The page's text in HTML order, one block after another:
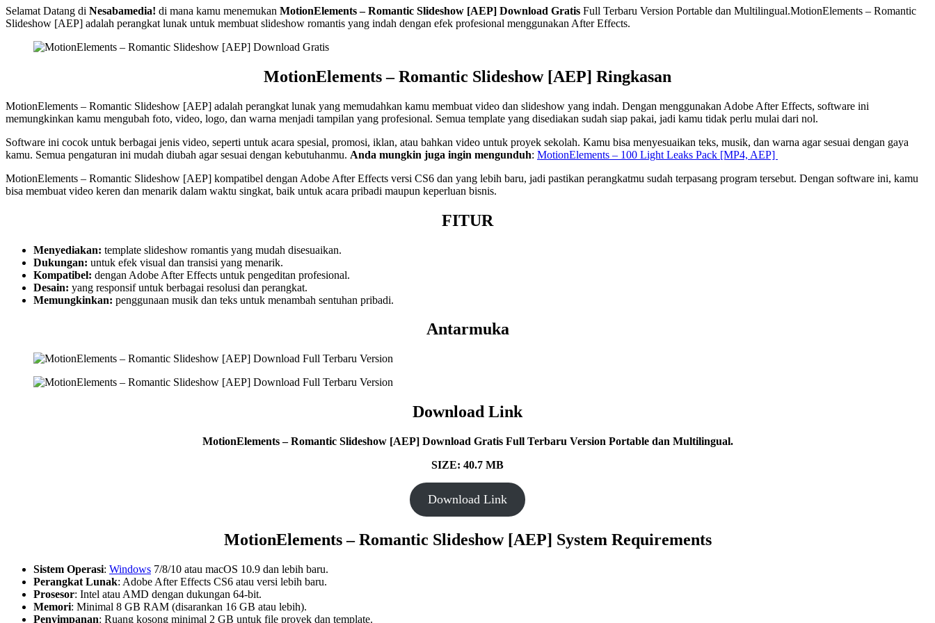
Selamat Datang di Nesabamedia! di mana kamu menemukan MotionElements – Romantic Slideshow [AEP] Download Gratis Full Terbaru Version Portable dan Multilingual.MotionElements – Romantic
Slideshow [AEP] adalah perangkat lunak untuk membuat slideshow romantis yang indah dengan efek profesional menggunakan After Effects.
MotionElements – Romantic Slideshow [AEP] Ringkasan
MotionElements – Romantic Slideshow [AEP] adalah perangkat lunak yang memudahkan kamu membuat video dan slideshow yang indah. Dengan menggunakan Adobe After Effects, software ini
memungkinkan kamu mengubah foto, video, logo, dan warna menjadi tampilan yang profesional. Semua template yang disediakan sudah siap pakai, jadi kamu tidak perlu mulai dari nol.
Software ini cocok untuk berbagai jenis video, seperti untuk acara spesial, promosi, iklan, atau bahkan video untuk proyek sekolah. Kamu bisa menyesuaikan teks, musik, dan warna agar sesuai dengan gaya
kamu. Semua pengaturan ini mudah diubah agar sesuai dengan kebutuhanmu. Anda mungkin juga ingin mengunduh: MotionElements – 100 Light Leaks Pack [MP4, AEP]
MotionElements – Romantic Slideshow [AEP] kompatibel dengan Adobe After Effects versi CS6 dan yang lebih baru, jadi pastikan perangkatmu sudah terpasang program tersebut. Dengan software ini, kamu
bisa membuat video keren dan menarik dalam waktu singkat, baik untuk acara pribadi maupun keperluan bisnis.
FITUR
Menyediakan: template slideshow romantis yang mudah disesuaikan.
Dukungan: untuk efek visual dan transisi yang menarik.
Kompatibel: dengan Adobe After Effects untuk pengeditan profesional.
Desain: yang responsif untuk berbagai resolusi dan perangkat.
Memungkinkan: penggunaan musik dan teks untuk menambah sentuhan pribadi.
Antarmuka
Download Link
MotionElements – Romantic Slideshow [AEP] Download Gratis Full Terbaru Version Portable dan Multilingual.
SIZE: 40.7 MB
Download Link
MotionElements – Romantic Slideshow [AEP] System Requirements
Sistem Operasi: Windows 7/8/10 atau macOS 10.9 dan lebih baru.
Perangkat Lunak: Adobe After Effects CS6 atau versi lebih baru.
Prosesor: Intel atau AMD dengan dukungan 64-bit.
Memori: Minimal 8 GB RAM (disarankan 16 GB atau lebih).
Penyimpanan: Ruang kosong minimal 2 GB untuk file proyek dan template.